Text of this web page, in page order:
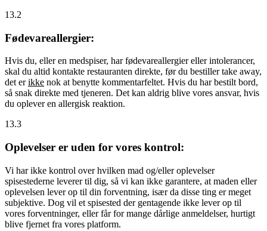
13.2
Fødevareallergier:
Hvis du, eller en medspiser, har fødevareallergier eller intolerancer,
skal du altid kontakte restauranten direkte, før du bestiller take away,
det erikke nok at benytte kommentarfeltet. Hvis du har bestilt bord,
så snak direkte med tjeneren. Det kan aldrig blive vores ansvar, hvis
du oplever en allergisk reaktion.
13.3
Oplevelser er uden for vores kontrol:
Vi har ikke kontrol over hvilken mad og/eller oplevelser
spisestederne leverer til dig, så vi kan ikke garantere, at maden eller
oplevelsen lever op til din forventning, især da disse ting er meget
subjektive. Dog vil et spisested der gentagende ikke lever op til
vores forventninger, eller får for mange dårlige anmeldelser, hurtigt
blive fjernet fra vores platform.